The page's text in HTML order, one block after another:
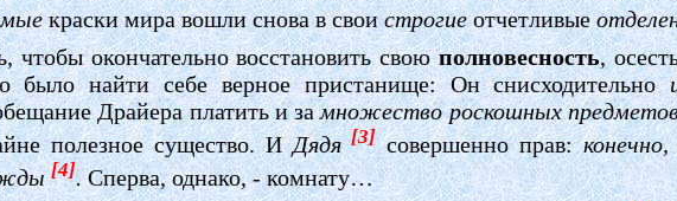
краски мира вошли снова в своистрогиеотчетливые
чтобы окончательно восстановить своюполновесность,
было найти себе верное пристанище: Он снисходительно
Драйера платить и замножество роскошных
полезное существо. ИДядя[3] совершенно прав:
[4].Сперва, однако, - комнату…